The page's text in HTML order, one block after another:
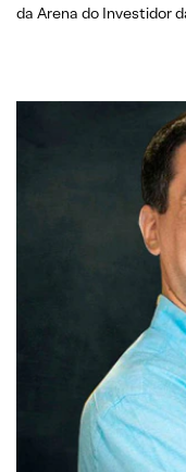
da Arena do Investidor